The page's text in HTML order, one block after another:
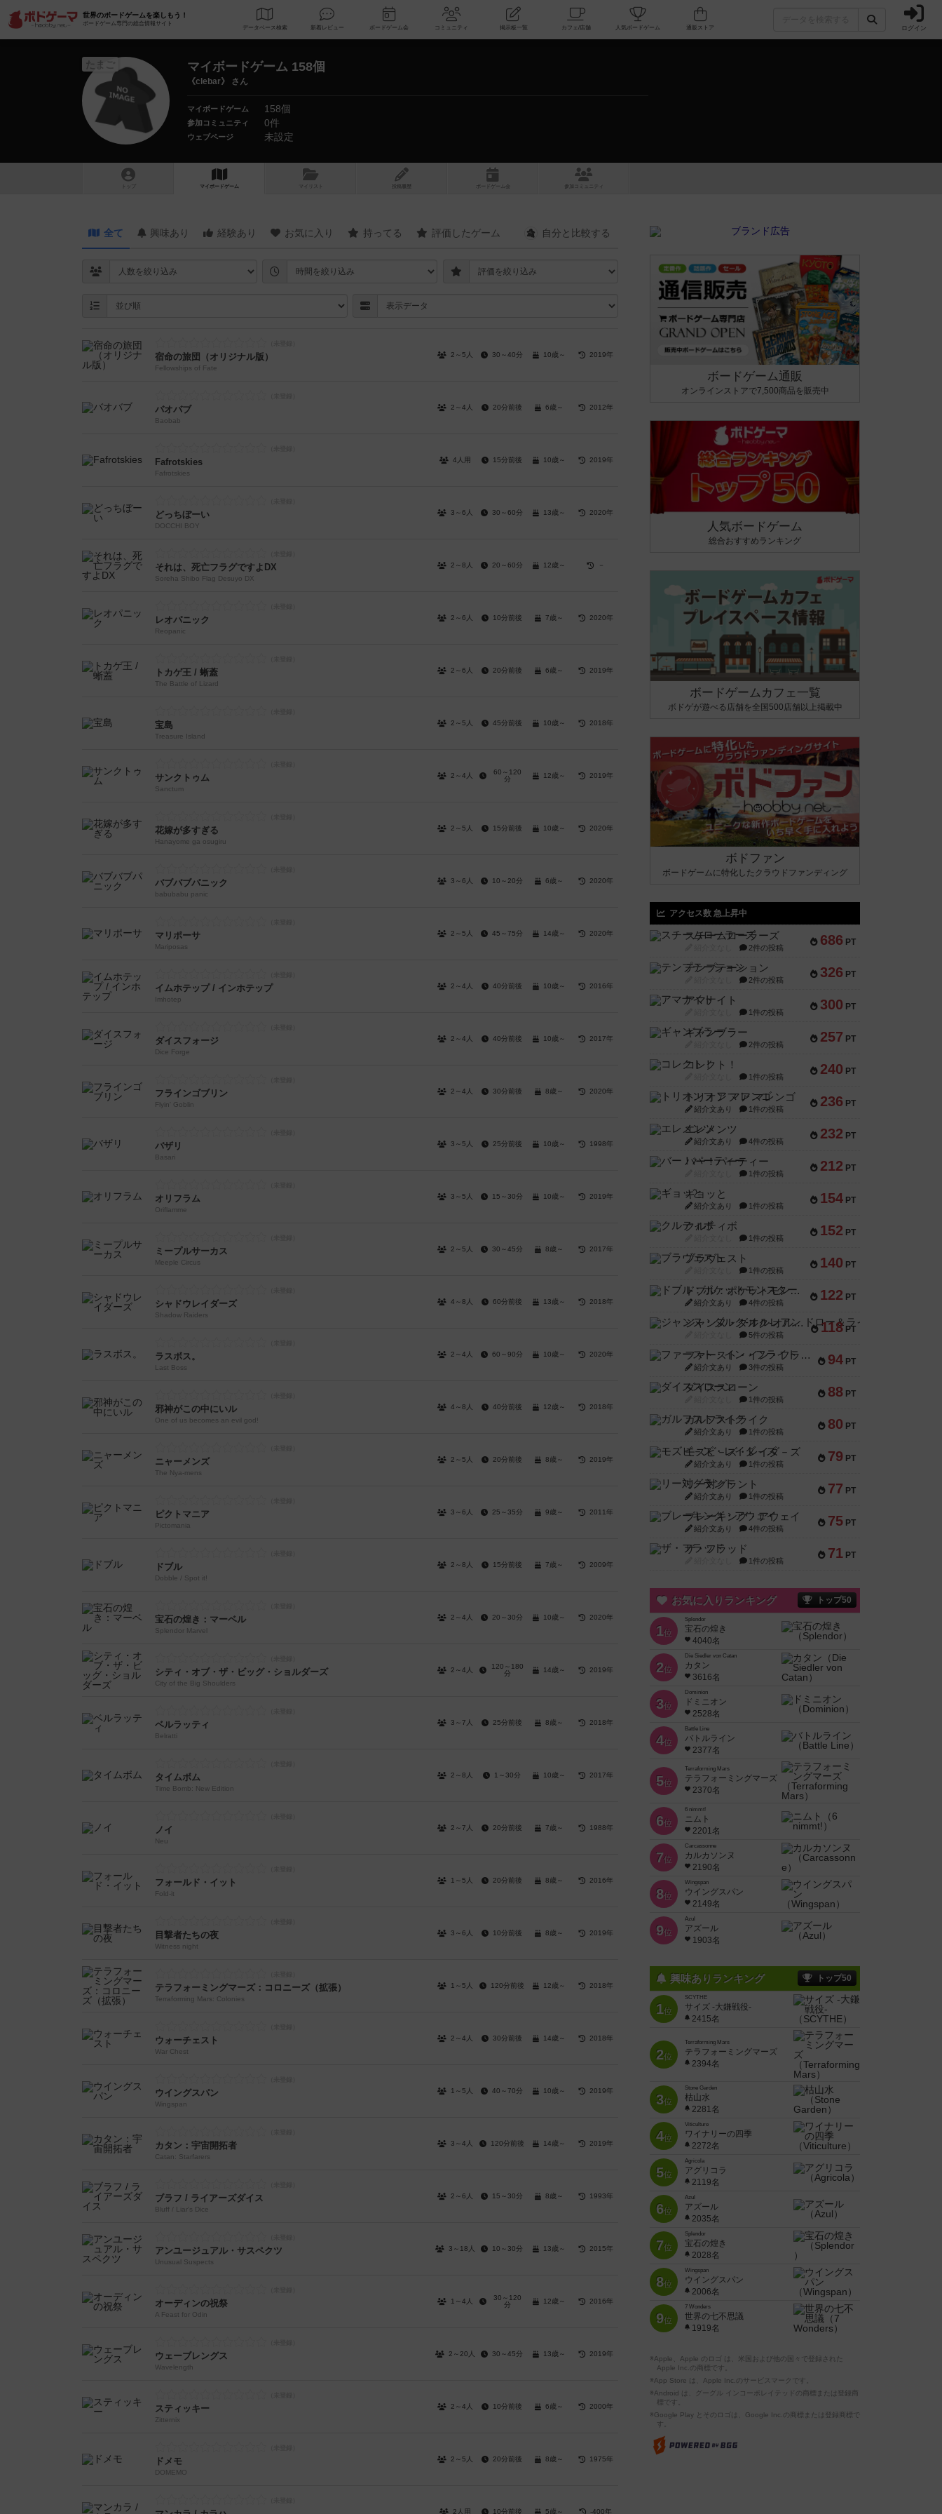
世界のボードゲームを楽しもう！
ボードゲーム専門の総合情報サイト
データベース 検索 新着レビュー ボードゲーム会 コミュニティ 掲示板一覧 カフェ/店舗 人気ボードゲーム ログイン
たまご マイボードゲーム 158個
《clebar》 さん
マイボードゲーム 158個
参加コミュニティ 0件
ウェブページ 未設定
トップ マイボードゲーム マイリスト 投稿履歴 ボ ドゲ ーム コミュニティ
全て 興味あり 経験あり お気に入り 持ってる 評価したゲーム 自分と 比較する
宿命の旅団（オリジナル版）
Fellowships of Fate
2～5人 30～40分 10歳～ 2019年
バオバブ
Baobab
2～4人 20分前後 6歳～ 2012年
Fafrotskies
Fafrotskies
4人用 15分前後 10歳～ 2019年
どっちぼーい
DOCCHI BOY
3～6人 30～60分 13歳～ 2020年
それは、死亡フラグですよDX
Soreha Shibo Flag Desuyo DX
2～8人 20～60分 12歳～ －
レオパニック
Reopanic
2～6人 10分前後 7歳～ 2020年
トカゲ王 / 蜥蓋
The Battle of Lizard
2～6人 20分前後 6歳～ 2019年
宝島
Treasure Island
2～5人 45分前後 10歳～ 2018年
サンクトゥム
Sanctum
2～4人
60～120
分
12歳～ 2019年
花嫁が多すぎる
Hanayome ga osugiru
2～5人 15分前後 10歳～ 2020年
バブバブパニック
babubabu panic
3～6人 10～20分 6歳～ 2020年
マリポーサ
Mariposas
2～5人 45～75分 14歳～ 2020年
イムホテップ / インホテップ
Imhotep
2～4人 40分前後 10歳～ 2016年
ダイスフォージ
Dice Forge
2～4人 40分前後 10歳～ 2017年
フラインゴブリン
Flyin' Goblin
2～4人 30分前後 8歳～ 2020年
バザリ
Basari
3～5人 25分前後 10歳～ 1998年
オリフラム
Oriflamme
3～5人 15～30分 10歳～ 2019年
ミープルサーカス
Meeple Circus
2～5人 30～45分 8歳～ 2017年
シャドウレイダーズ
Shadow Raiders
4～8人 60分前後 13歳～ 2018年
ラスボス。
Last Boss
2～4人 60～90分 10歳～ 2020年
邪神がこの中にいル
One of us becomes an evil god!
4～8人 40分前後 12歳～ 2018年
ニャーメンズ
The Nya-mens
2～5人 20分前後 8歳～ 2019年
ピクトマニア
Pictomania
3～6人 25～35分 9歳～ 2011年
ドブル
Dobble / Spot it!
2～8人 15分前後 7歳～ 2009年
宝石の煌き：マーベル
Splendor Marvel
2～4人 20～30分 10歳～ 2020年
シティ・オブ・ザ・ビッグ・ショルダーズ
City of the Big Shoulders
2～4人
120～180
分
14歳～ 2019年
ベルラッティ
Belratti
3～7人 25分前後 8歳～ 2018年
タイムボム
Time Bomb: New Edition
2～8人 1～30分 10歳～ 2017年
ノイ
Neu
2～7人 20分前後 7歳～ 1988年
フォールド・イット
Fold-it
1～5人 20分前後 8歳～ 2016年
目撃者たちの夜
Witness night
3～6人 10分前後 8歳～ 2019年
テラフォーミングマーズ：コロニーズ（拡張）
Terraforming Mars: Colonies
1～5人 120分前後 12歳～ 2018年
ウォーチェスト
War Chest
2～4人 30分前後 14歳～ 2018年
ウイングスパン
Wingspan
1～5人 40～70分 10歳～ 2019年
カタン：宇宙開拓者
Catan: Starfarers
3～4人 120分前後 14歳～ 2019年
ブラフ / ライアーズダイス
Bluff / Liar's Dice
2～6人 15～30分 8歳～ 1993年
アンユージュアル・サスペクツ
Unusual Suspects
3～18人 10～30分 13歳～ 2015年
オーディンの祝祭
A Feast for Odin
1～4人
30～120
分
12歳～ 2016年
ウェーブレングス
Wavelength
2～20人 30～45分 13歳～ 2019年
スティッキー
Zitternix
2～4人 10分前後 6歳～ 2000年
ドメモ
DOMEMO
2～5人 20分前後 8歳～ 1975年
2人用 10分前後 5歳～ -400年
ボードゲーム通販
オンラインストアで7,500商品を販売中
人気ボードゲーム
総合おすすめランキング
ボードゲームカフェ一覧
ボドゲが遊べる店舗を全国500店舗以上掲載中
ボドファン
ボードゲームに特化したクラウドファンディング
アクセス数 急上昇中
686 PT
スチームローラーズ
2件の投稿
326 PT
テンプテーション
2件の投稿
300 PT
アマナイト
1件の投稿
257 PT
ギャンブラー
2件の投稿
240 PT
コレクト！
1件の投稿
236 PT
トリオンフ ア マレンゴ
紹介文あり 1件の投稿
232 PT
エレメンツ
紹介文あり 4件の投稿
212 PT
バー！パーティー
1件の投稿
154 PT
ギョッと
紹介文あり 1件の投稿
152 PT
クルティボ
1件の投稿
140 PT
ブラヴェスト
1件の投稿
122 PT
ドブル：ポケットモンスター
紹介文あり 4件の投稿
118 PT
ジャンヌ・ダルク-オルレアン ドロー＆ライト
5件の投稿
94 PT
ファースト・イン・フライト
紹介文あり 3件の投稿
88 PT
ダイススローン
1件の投稿
80 PT
ガルフストライク
紹介文あり 1件の投稿
79 PT
モズビ－ズ・レイダ－ズ
紹介文あり 1件の投稿
77 PT
リー対グラント
紹介文あり 1件の投稿
75 PT
ブレーキング・アウェイ
紹介文あり 4件の投稿
71 PT
ザ・フラッド
1件の投稿
お気に入りランキング トップ50
1位
Splendor
宝石の煌き
4040名
2位
Die Siedler von Catan
カタン
3616名
3位
Dominion
ドミニオン
2528名
4位
Battle Line
バトルライン
2377名
5位
Terraforming Mars
テラフォーミングマーズ
2370名
6位
6 nimmt!
ニムト
2201名
7位
Carcassonne
カルカソンヌ
2190名
8位
Wingspan
ウイングスパン
2149名
9位
Azul
アズール
1903名
興味ありランキング トップ50
1位
SCYTHE
サイズ -大鎌戦役-
2415名
2位
Terraforming Mars
テラフォーミングマーズ
2394名
3位
Stone Garden
枯山水
2281名
4位
Viticulture
ワイナリーの四季
2272名
5位
Agricola
アグリコラ
2119名
6位
Azul
アズール
2035名
7位
Splendor
宝石の煌き
2028名
8位
Wingspan
ウイングスパン
2006名
9位
7 Wonders
世界の七不思議
1919名
※Apple、Apple のロゴ は、米国および他の国々で登録された
Apple Inc.の商標です。
※App Store は、Apple Inc.のサービスマークです。
※Android は、グーグル インコーポレイテッドの商標または登録商
標です。
※Google Play とそのロゴは、Google Inc.の商標または登録商標で
す。